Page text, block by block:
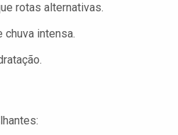
rotas alternativas.
intensa.